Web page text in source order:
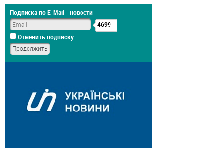
Подписка по E-Mail - новости
4699
Отменить подписку